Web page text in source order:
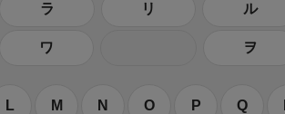
ラ リ ル
ワ ヲ
L M N O P Q